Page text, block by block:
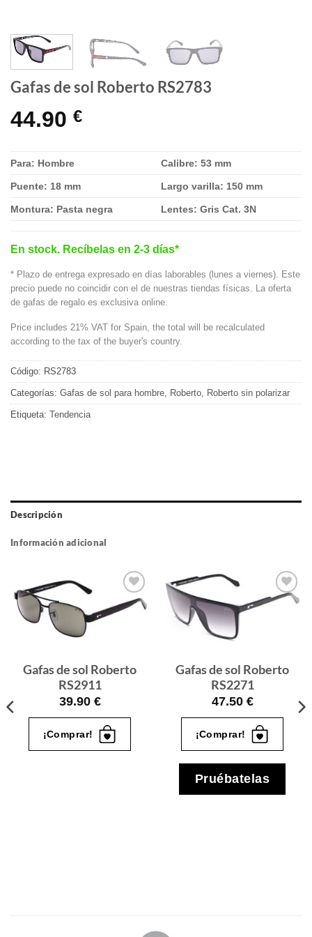
Gafas de sol Roberto RS2783
44.90 €
Para: Hombre Calibre: 53 mm
Puente: 18 mm Largo varilla: 150 mm
Montura: Pasta negra Lentes: Gris Cat. 3N
En stock. Recíbelas en 2-3 días*
* Plazo de entrega expresado en días laborables (lunes a viernes). Este
precio puede no coincidir con el de nuestras tiendas físicas. La oferta
de gafas de regalo es exclusiva online.
Price includes 21% VAT for Spain, the total will be recalculated
according to the tax of the buyer's country.
Código: RS2783
Categorías: Gafas de sol para hombre, Roberto, Roberto sin polarizar
Etiqueta: Tendencia
Descripción
Información adicional
Gafas
de sol
Gafas de sol Roberto
RS2911
39.90 €
¡Comprar!
Gafas
Gafas de sol Roberto
RS2271
47.50 €
¡Comprar!
Pruébatelas